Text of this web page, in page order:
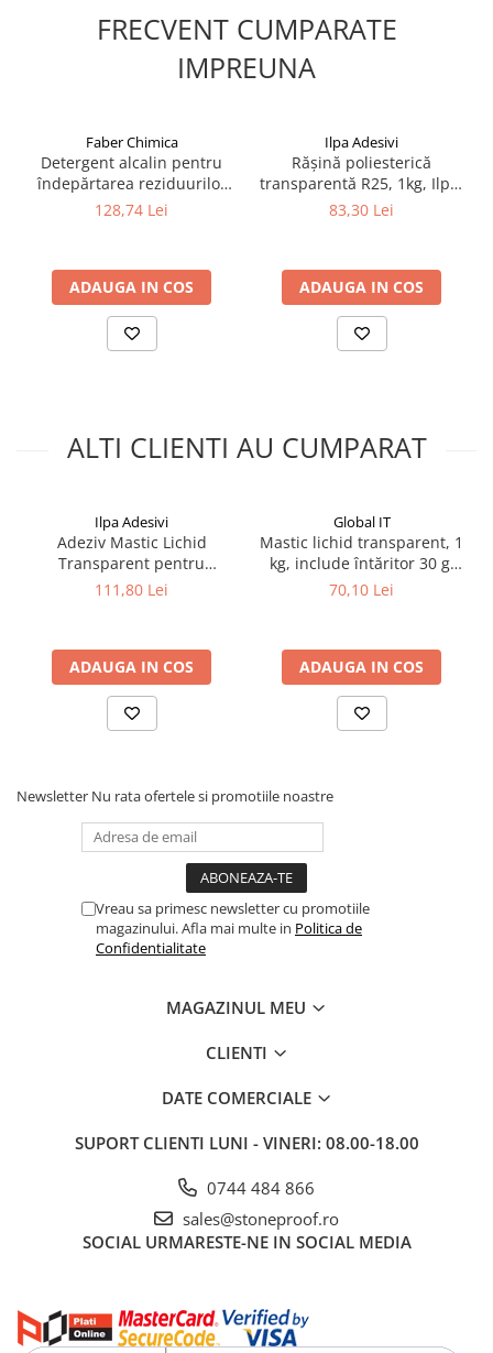
FRECVENT CUMPARATE
IMPREUNA
Faber Chimica
Detergent alcalin pentru
îndepărtarea reziduurilor
epoxidice și mortarului –
128,74 Lei
ADAUGA IN COS
Ilpa Adesivi
Rășină poliesterică
transparentă R25, 1kg, Ilpa,
pentru marmură, granit,
83,30 Lei
ADAUGA IN COS
ALTI CLIENTI AU CUMPARAT
Ilpa Adesivi
Adeziv Mastic Lichid
Transparent pentru
Marmura, Granit, Travertin
111,80 Lei
ADAUGA IN COS
Global IT
Mastic lichid transparent, 1
kg, include întăritor 30 g,
GLOBALIT
70,10 Lei
ADAUGA IN COS
Newsletter Nu rata ofertele si promotiile noastre
Vreau sa primesc newsletter cu promotiile
magazinului. Afla mai multe in Politica de
Confidentialitate
MAGAZINUL MEU
CLIENTI
DATE COMERCIALE
SUPORT CLIENTI LUNI - VINERI: 08.00-18.00
0744 484 866
sales@stoneproof.ro
SOCIAL URMARESTE-NE IN SOCIAL MEDIA